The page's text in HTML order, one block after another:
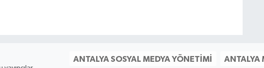
ANTALYA SOSYAL MEDYA YÖNETIMI ANTALYA